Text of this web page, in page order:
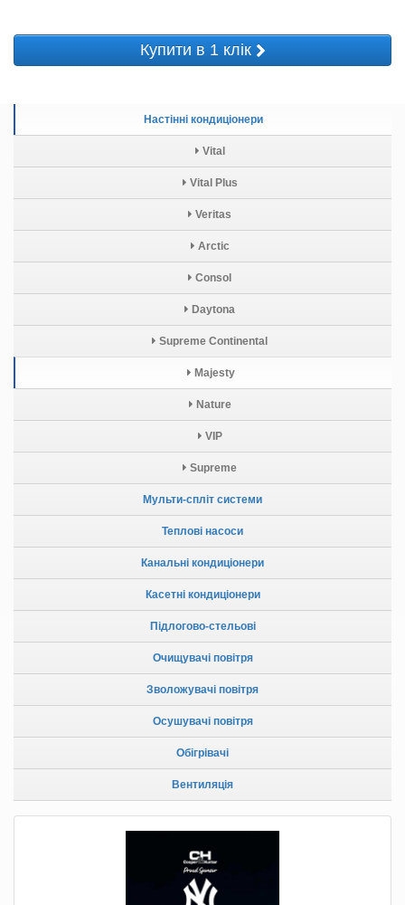
Настінні кондиціонери
Vital
Vital Plus
Veritas
Arctic
Consol
Daytona
Supreme Continental
Majesty
Nature
VIP
Supreme
Мульти-спліт системи
Теплові насоси
Канальні кондиціонери
Касетні кондиціонери
Підлогово-стельові
Очищувачі повітря
Зволожувачі повітря
Осушувачі повітря
Обігрівачі
Вентиляція
Купити в 1 клік